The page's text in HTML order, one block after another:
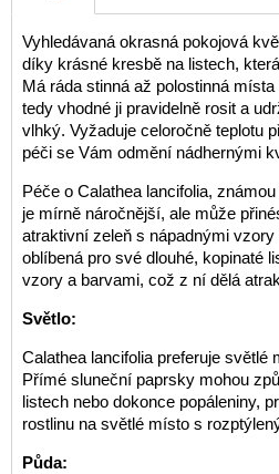
Vyhledávaná okrasná pokojová
díky krásné kresbě na listech,
Má ráda stinná až polostinná
tedy vhodné ji pravidelně rosit a
vlhký. Vyžaduje celoročně teplotu
péči se Vám odmění nádhernými
Péče o Calathea lancifolia,
je mírně náročnější, ale může
atraktivní zeleň s nápadnými vzory
oblíbená pro své dlouhé, kopinaté
vzory a barvami, což z ní dělá
Světlo:
Calathea lancifolia preferuje světlé
Přímé sluneční paprsky mohou
listech nebo dokonce popáleniny,
rostlinu na světlé místo s
Půda: